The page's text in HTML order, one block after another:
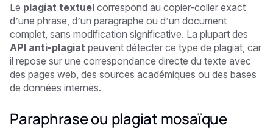
Le plagiat textuel correspond au copier-coller exact
d’une phrase, d’un paragraphe ou d’un document
complet, sans modification significative. La plupart des
API anti-plagiat peuvent détecter ce type de plagiat, car
il repose sur une correspondance directe du texte avec
des pages web, des sources académiques ou des bases
de données internes.
Paraphrase ou plagiat mosaïque